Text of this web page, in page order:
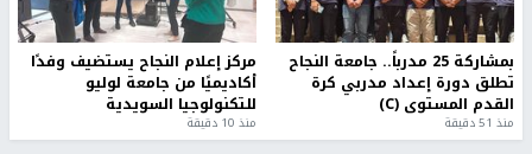
بمشاركة 25 مدرباً.. جامعة النجاح
تطلق دورة إعداد مدربي كرة
القدم المستوى (C)
منذ 51 دقيقة
مركز إعلام النجاح يستضيف وفدًا
أكاديميًا من جامعة لوليو
للتكنولوجيا السويدية
منذ 10 دقيقة